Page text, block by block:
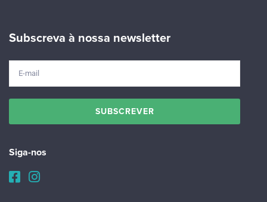
Subscreva à nossa newsletter
Siga-nos